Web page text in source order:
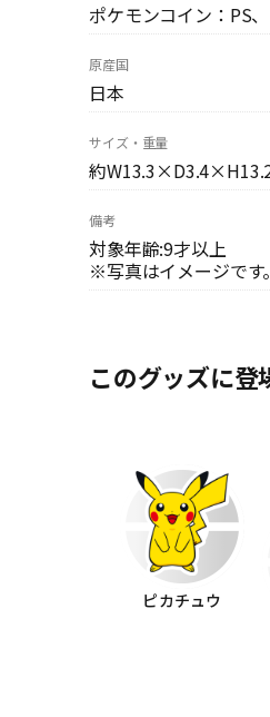
ポケモンコイン：PS
原産国
日本
サイズ・重量
約
備考
対象年齢:9才以上
※写真はイメージです
このグッズに登
ピカチュウ